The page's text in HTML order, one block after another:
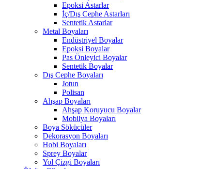
Epoksi Astarlar
İç/Dış Cephe Astarları
Sentetik Astarlar
Metal Boyaları
Endüstriyel Boyalar
Epoksi Boyalar
Pas Önleyici Boyalar
Sentetik Boyalar
Dış Cephe Boyaları
Jotun
Polisan
Ahşap Boyaları
Ahşap Koruyucu Boyalar
Mobilya Boyaları
Boya Sökücüler
Dekorasyon Boyaları
Hobi Boyaları
Sprey Boyalar
Yol Çizgi Boyaları